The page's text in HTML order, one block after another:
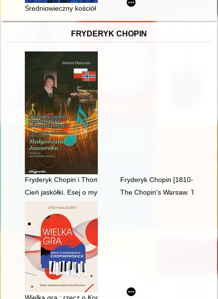
Średniowieczny kościół pw. Wniebowzięcia Najświętszej Marii
FRYDERYK CHOPIN
Fryderyk Chopin i Thomas Dyke Acland Tellefsen. Polsko-
Fryderyk Chopin [1810-1949]
Cień jaskółki. Esej o myślach ChopinaThe Chopin's Warsaw. The